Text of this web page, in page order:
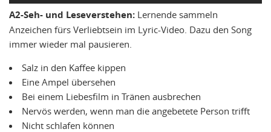
A2-Seh- und Leseverstehen: Lernende sammeln
Anzeichen fürs Verliebtsein im Lyric-Video. Dazu den Song
immer wieder mal pausieren.
Salz in den Kaffee kippen
Eine Ampel übersehen
Bei einem Liebesfilm in Tränen ausbrechen
Nervös werden, wenn man die angebetete Person trifft
Nicht schlafen können